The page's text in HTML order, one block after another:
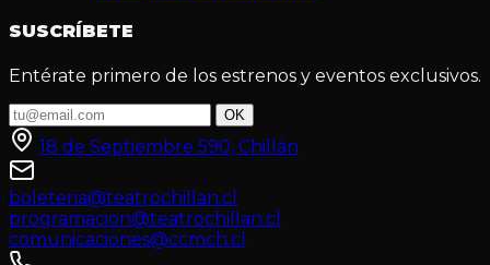
SUSCRÍBETE
Entérate primero de los estrenos y eventos exclusivos.
OK
18 de Septiembre 590, Chillán
boleteria@teatrochillan.cl
programacion@teatrochillan.cl
comunicaciones@ccmch.cl